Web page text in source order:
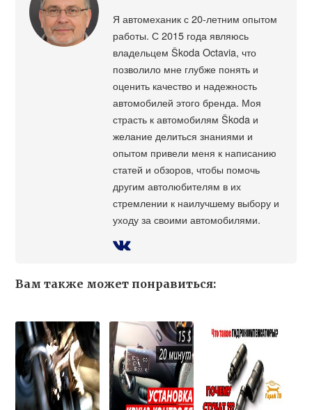
Я автомеханик с 20-летним опытом
работы. С 2015 года являюсь
владельцем Škoda Octavia, что
позволило мне глубже понять и
оценить качество и надежность
автомобилей этого бренда. Моя
страсть к автомобилям Škoda и
желание делиться знаниями и
опытом привели меня к написанию
статей и обзоров, чтобы помочь
другим автолюбителям в их
стремлении к наилучшему выбору и
уходу за своими автомобилями.
Вам также может понравиться: